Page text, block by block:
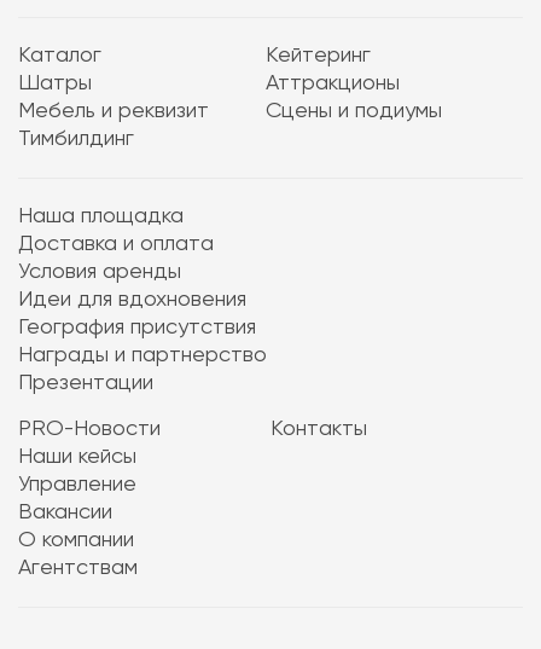
Каталог
Кейтеринг
Шатры
Аттракционы
Мебель и реквизит
Сцены и подиумы
Тимбилдинг
Наша площадка
Доставка и оплата
Условия аренды
Идеи для вдохновения
География присутствия
Награды и партнерство
Презентации
PRO-Новости
Наши кейсы
Управление
Вакансии
О компании
Агентствам
Контакты